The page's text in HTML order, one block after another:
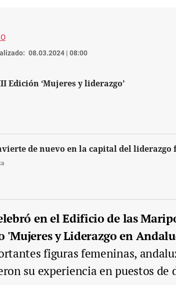
08.03.2024 | 08:00
Edición ‘Mujeres y liderazgo’
de nuevo en la capital del liderazgo
en el Edificio de las
'Mujeres y Liderazgo en
figuras femeninas,
su experiencia en puestos de